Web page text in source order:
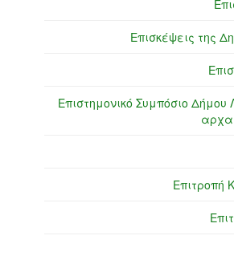
Επισκέψεις της
Επιστημονικό Συμπόσιο Δήμου
Επιτροπή